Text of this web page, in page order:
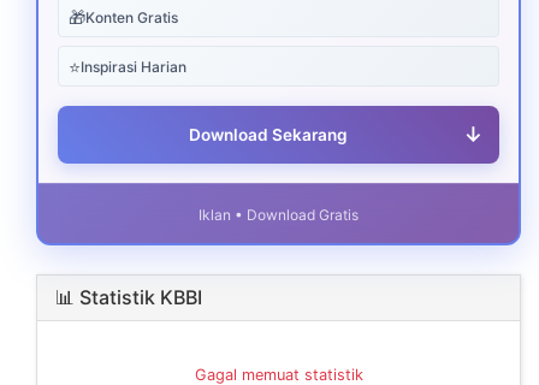
🎁Konten Gratis
⭐Inspirasi Harian
Download Sekarang ↓
Iklan • Download Gratis
📊 Statistik KBBI
Gagal memuat statistik